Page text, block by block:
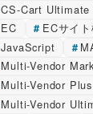
CS-Cart Ultimate
EC
ECサイ
JavaScript
Multi-Vendor
Multi-Vendor Plus
Multi-Vendor